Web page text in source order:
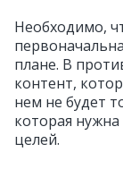
Необходимо,
плане. В
контент,
нем не будет
которая
целей.